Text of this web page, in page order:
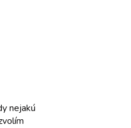
nejakú